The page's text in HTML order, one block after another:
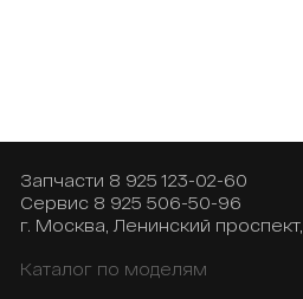
Запчасти 8 925 123-02-60
Сервис 8 925 506-50-96
г. Москва, Ленинский проспект,
Каталог по моделям